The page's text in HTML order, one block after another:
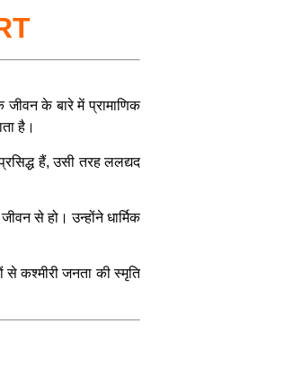
के बारे में प्रामाणिक
है।
हैं, उसी तरह ललद्यद
से हो। उन्होंने धार्मिक
कश्मीरी जनता की स्मृति